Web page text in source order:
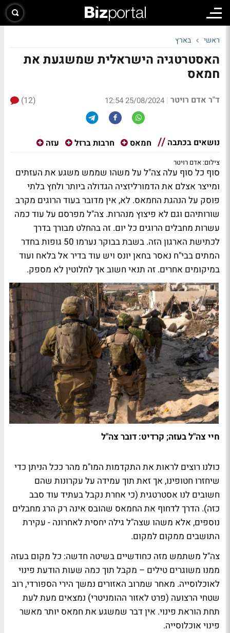
ראשי בארץ
האסטרטגיה הישראלית שמשגעת את
חמאס
ד"ר אדם רויטר |
25/08/2024 12:54
(12)
נושאים בכתבה חמאס חרבות ברזל עזה
צילום: אדם רויטר
סוף כל סוף עלה צה"ל על משהו שממש משגע את העזתים
ומייצר אצלם את הדמורליזציה הגדולה ביותר ולחץ בלתי
פוסק על הנהגת החמאס. לא, אין מדובר בעוד הרוגים מקרב
שורותיהם וגם לא פיצוץ מנהרות. צה"ל מפרסם על עוד כמה
עשרות מחבלים הרוגים כל יום. זה בהחלט מבורך בדרך
לכתישת הארגון הזה. בשבת בבוקר נערמו 50 גופות בחדר
המתים בבי"ח נאסר בחאן יונס ויש עוד בדיר אל בלאח ועוד
במיקומים אחרים. זה תנאי חשוב אך לחלוטין לא מספק.
חיי צה"ל בעזה; קרדיט: דובר צה"ל
כולנו רוצים לראות את התקדמות המו"מ מהר ככל הניתן כדי
שיחזרו חטופינו, אך זאת תוך עמידה על עקרונות שהם
חשובים לנו אסטרטגית (כי אחרת נקבל בעתיד עוד סבב
כזה). הדרך לדחוף את החמאס שהובס אינה רק הרג מחבלים
נוספים, אלא משהו שצה"ל גילה יחסית לאחרונה - עקירת
התושבים ממקום למקום.
צה"ל משתמש מזה כחודשיים בשיטה חדשה: כל מקום בעזה
ממנו משוגרים טילים – מקבל תוך כמה שעות הודעת פינוי
לאוכלוסייה. מאחר שמרוב האזורים נמשך הירי הספורדי, רוב
שטחי הרצועה (פרט לאזור ההומניטרי) נמצאים מעת לעת
תחת הוראת פינוי. אין דבר שמשגע את חמאס יותר מאשר
פינוי אוכלוסייה.